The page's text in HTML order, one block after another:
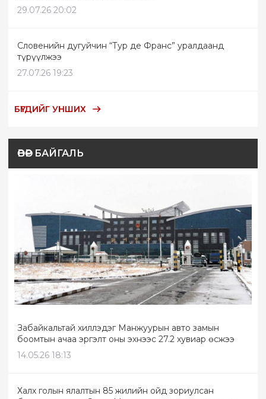
29.07.26 20:02
Словенийн дугуйчин “Тур де Франс” уралдаанд
түрүүлжээ
27.07.26 19:23
БҮГДИЙГ УНШИХ
ӨВӨР БАЙГАЛЬ
Забайкальтай хиллэдэг Манжуурын авто замын
боомтын ачаа эргэлт оны эхнээс 27.2 хувиар өсжээ
14.05.26 18:13
Халх голын ялалтын 85 жилийн ойд зориулсан